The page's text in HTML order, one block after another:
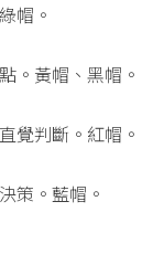
帽。
。黃帽、黑帽。
覺判斷。紅帽。
策。藍帽。